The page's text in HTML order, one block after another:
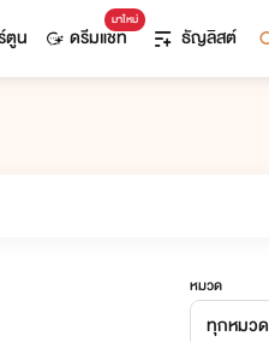
ตูน
มาใหม่
ดรีมแชท ธัญลิสต์
หมวด
ทุกหมวด